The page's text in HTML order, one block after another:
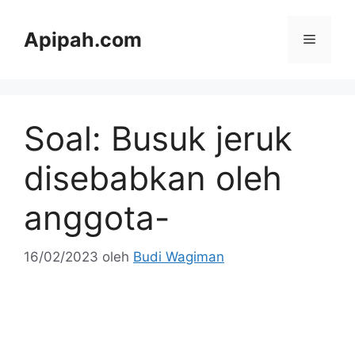
Apipah.com Menu
Soal: Busuk jeruk
disebabkan oleh
anggota-
16/02/2023 oleh Budi Wagiman